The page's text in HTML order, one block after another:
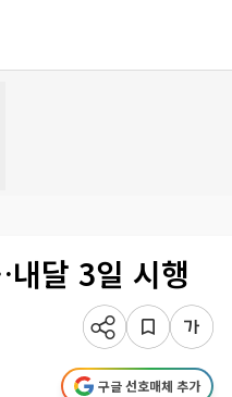
달 3일 시행
구글 선호매체 추가